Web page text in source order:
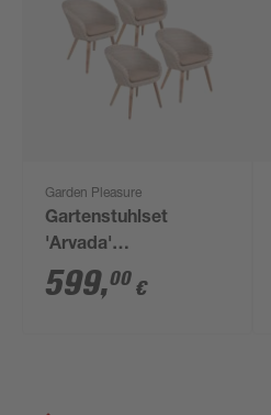
Garden Pleasure
Gartenstuhlset
'Arvada'
Aluminium/Akazienholz
beige 4 Stück
599,00 €